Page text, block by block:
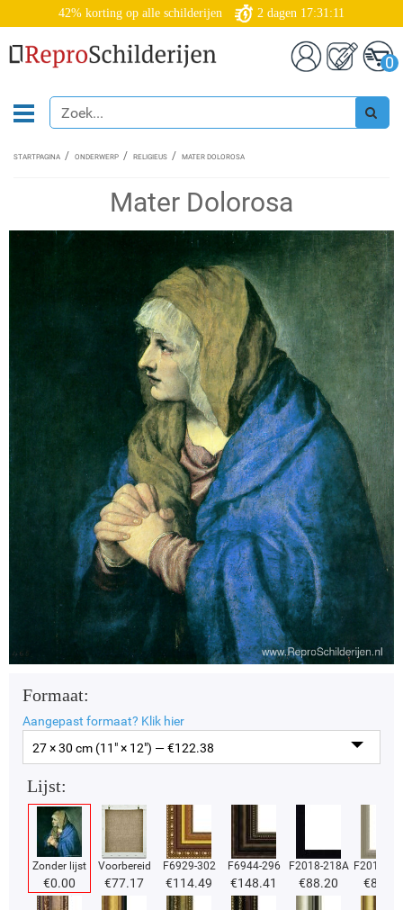
42% korting op alle schilderijen 2 dagen 17:31:10
0
STARTPAGINA ONDERWERP RELIGIEUS MATER DOLOROSA
Mater Dolorosa
Formaat:
Aangepast formaat? Klik hier
27 × 30 cm (11" × 12") — €122.38
Lijst:
Zonder lijst
€0.00
Voorbereid
€77.17
F6929-302
€114.49
F6944-296
€148.41
F2018-218A
€88.20
F2018-
€88.20